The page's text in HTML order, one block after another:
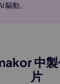
動。
中製
片